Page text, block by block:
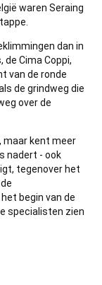
waren Seraing
dan in
de Cima Coppi,
van de ronde
de grindweg die
over de
maar kent meer
nadert - ook
tegenover het
begin van de
specialisten zien